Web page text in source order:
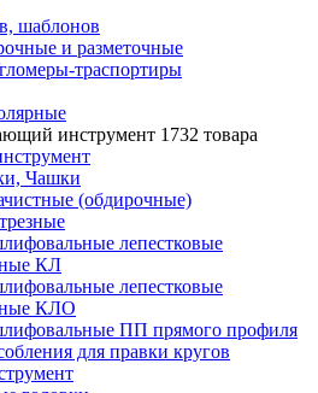
шаблонов
и разметочные
траспортиры
инструмент 1732 товара
Чашки
(обдирочные)
лепестковые
КЛ
лепестковые
КЛО
ПП прямого профиля
для правки кругов